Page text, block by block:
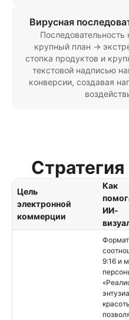
Вирусная
крупный план →
стопка продуктов и
текстовой надписью
конверсии, создавая
Цель
электронной
коммерции
Как
ИИ-
Формат
9:16 и